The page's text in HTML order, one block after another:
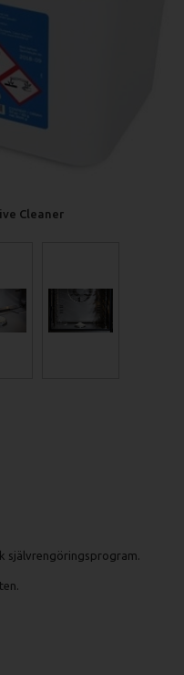
Cleaner
självrengöringsprogram.